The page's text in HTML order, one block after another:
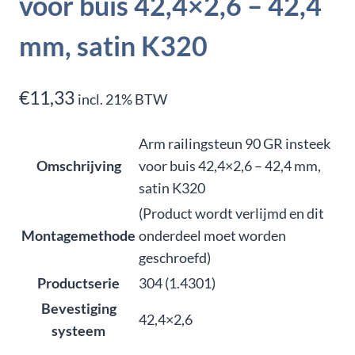
mm, satin K320
€11,33 incl. 21% BTW
Omschrijving
Arm railingsteun 90 GR insteek
voor buis 42,4×2,6 – 42,4 mm,
satin K320
Montagemethode
(Product wordt verlijmd en dit
onderdeel moet worden
geschroefd)
Productserie
304 (1.4301)
Bevestiging
systeem
42,4×2,6